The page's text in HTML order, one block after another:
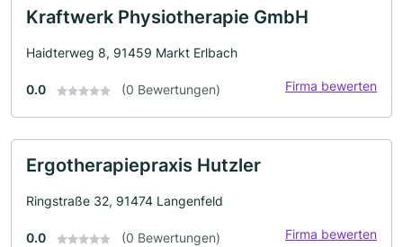
Kraftwerk Physiotherapie GmbH
Haidterweg 8, 91459 Markt Erlbach
0.0 (0 Bewertungen) Firma bewerten
Ergotherapiepraxis Hutzler
Ringstraße 32, 91474 Langenfeld
0.0 (0 Bewertungen) Firma bewerten